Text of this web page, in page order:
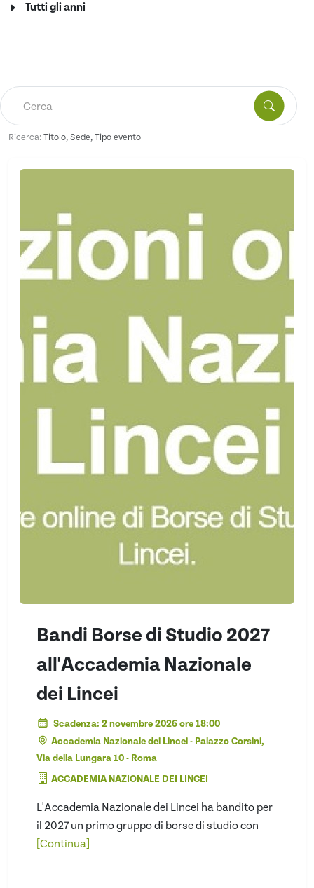
Tutti gli anni
Ricerca: Titolo, Sede, Tipo evento
Bandi Borse di Studio 2027
all'Accademia Nazionale
dei Lincei
Scadenza: 2 novembre 2026 ore 18:00
Accademia Nazionale dei Lincei - Palazzo Corsini,
Via della Lungara 10 - Roma
ACCADEMIA NAZIONALE DEI LINCEI
L'Accademia Nazionale dei Lincei ha bandito per
il 2027 un primo gruppo di borse di studio con
[Continua]